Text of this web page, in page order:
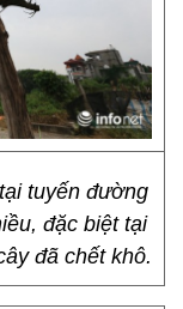
tuyến đường
đặc biệt tại
đã chết khô.